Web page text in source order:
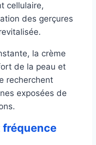
cellulaire,
des gerçures
la crème
de la peau et
recherchent
exposées de
fréquence